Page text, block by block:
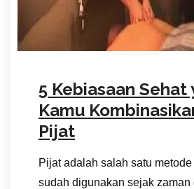
5 Kebiasaan Sehat
Kamu
Pijat
Pijat adalah salah satu
sudah digunakan sejak zaman